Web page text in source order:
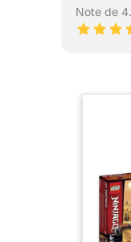
Note de